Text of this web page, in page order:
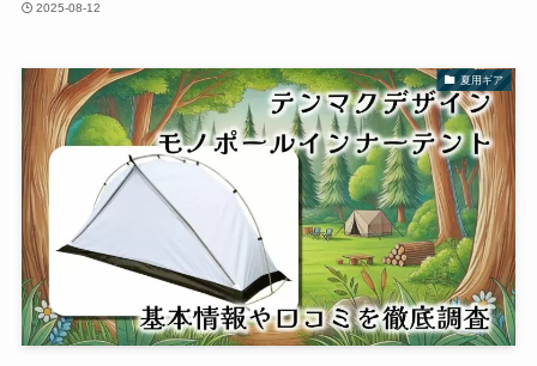
2025-08-12
夏用ギア